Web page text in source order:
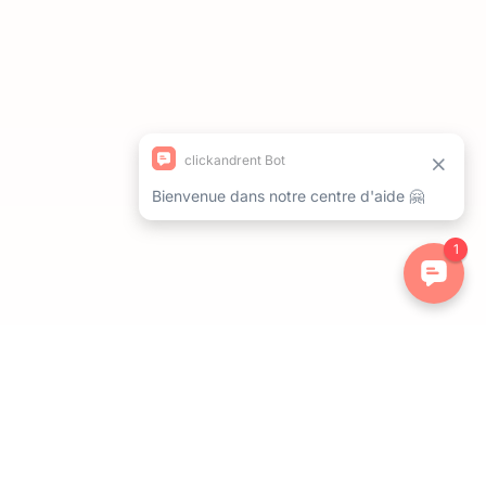
Personnalisez vos préférences pour contrôler la manière dont